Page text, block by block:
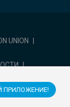
ПРИЛОЖЕНИЕ!
UNION
|
COOKIE